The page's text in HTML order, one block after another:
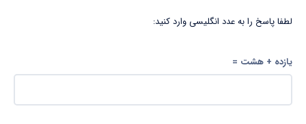
لطفا پاسخ را به عدد انگلیسی وارد کنید:
یازده + هشت =